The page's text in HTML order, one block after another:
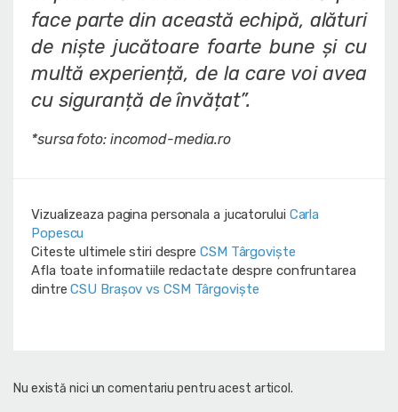
face parte din această echipă, alături
de niște jucătoare foarte bune și cu
multă experiență, de la care voi avea
cu siguranță de învățat”.
*sursa foto: incomod-media.ro
Vizualizeaza pagina personala a jucatorului Carla
Popescu
Citeste ultimele stiri despre CSM Târgoviște
Afla toate informatiile redactate despre confruntarea
dintreCSU Braşov vs CSM Târgoviște
Nu există nici un comentariu pentru acest articol.